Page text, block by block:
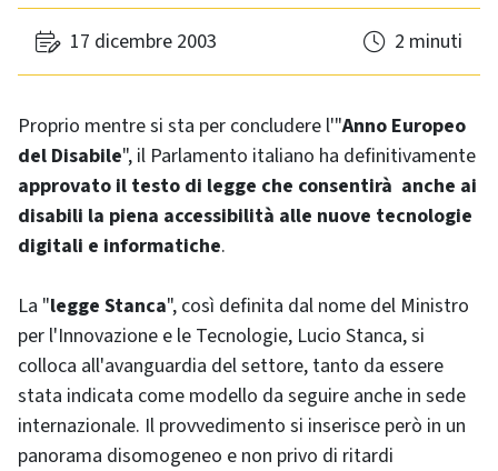
17 dicembre 2003 2 minuti
Proprio mentre si sta per concludere l'"Anno Europeo
del Disabile", il Parlamento italiano ha definitivamente
approvato il testo di legge che consentirà anche ai
disabili la piena accessibilità alle nuove tecnologie
digitali e informatiche.
La "legge Stanca", così definita dal nome del Ministro
per l'Innovazione e le Tecnologie, Lucio Stanca, si
colloca all'avanguardia del settore, tanto da essere
stata indicata come modello da seguire anche in sede
internazionale. Il provvedimento si inserisce però in un
panorama disomogeneo e non privo di ritardi